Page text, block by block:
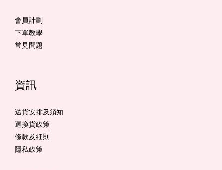
會員計劃
下單教學
常見問題
資訊
送貨安排及須知
退換貨政策
條款及細則
隱私政策